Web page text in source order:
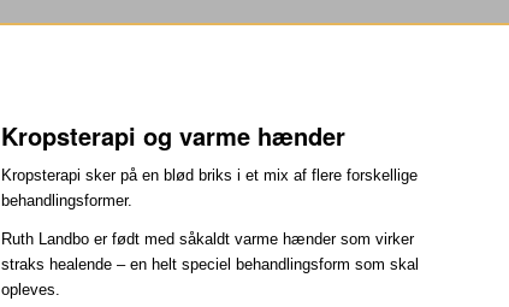
Kropsterapi og varme hænder
Kropsterapi sker på en blød briks i et mix af flere forskellige
behandlingsformer.
Ruth Landbo er født med såkaldt varme hænder som virker
straks healende – en helt speciel behandlingsform som skal
opleves.